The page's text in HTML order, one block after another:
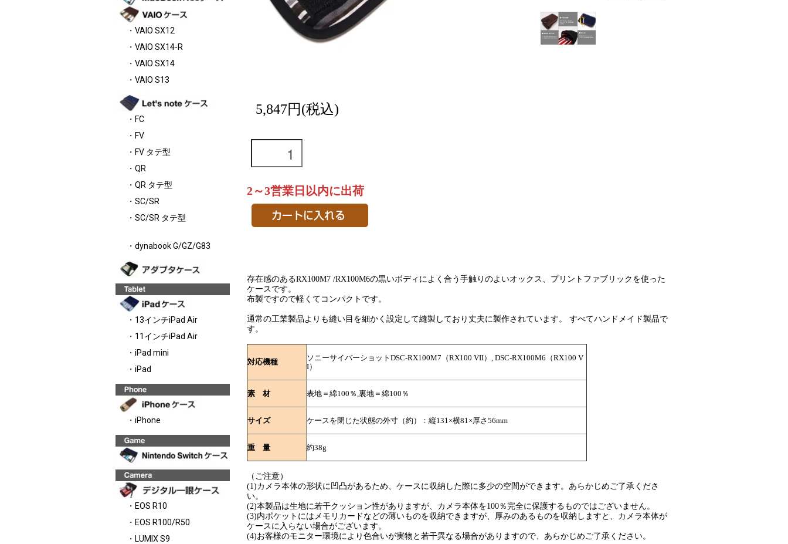
・VAIO SX12
・VAIO SX14-R
・VAIO SX14
・VAIO S13
・FC
・FV
・FV タテ型
・QR
・QR タテ型
・SC/SR
・SC/SR タテ型
・dynabook G/GZ/G83
・13インチiPad Air
・11インチiPad Air
・iPad mini
・iPad
・iPhone
・EOS R10
・EOS R100/R50
・LUMIX S9
5,847円(税込)
2～3営業日以内に出荷
存在感のあるRX100M7 /RX100M6の黒いボディによく合う手触りのよいオックス、プリントファブリックを使った
ケースです。
布製ですので軽くてコンパクトです。
通常の工業製品よりも縫い目を細かく設定して縫製しており丈夫に製作されています。 すべてハンドメイド製品で
す。
対応機種
ソニーサイバーショットDSC-RX100M7（RX100 VII）, DSC-RX100M6（RX100 V
I）
素 材 表地＝綿100％,裏地＝綿100％
サイズ ケースを閉じた状態の外寸（約）：縦131×横81×厚さ56mm
重 量 約38g
（ご注意）
(1)カメラ本体の形状に凹凸があるため、ケースに収納した際に多少の空間ができます。あらかじめご了承くださ
い。
(2)本製品は生地に若干クッション性がありますが、カメラ本体を100％完全に保護するものではございません。
(3)内ポケットにはメモリカードなどの薄いものを収納できますが、厚みのあるものを収納しますと、カメラ本体が
ケースに入らない場合がございます。
(4)お客様のモニター環境により色合いが実物と若干異なる場合がありますので、あらかじめご了承ください。